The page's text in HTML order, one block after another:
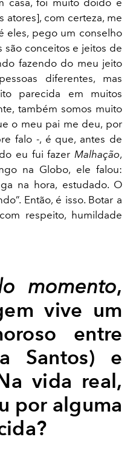
casa, foi muito doido e
atores], com certeza, me
eles, pego um conselho
são conceitos e jeitos de
fazendo do meu jeito
diferentes, mas
parecida em muitos
também somos muito
o meu pai me deu, por
falo -, é que, antes de
eu fui fazer Malhação,
na Globo, ele falou:
na hora, estudado. O
Então, é isso. Botar a
respeito, humildade
momento,
vive um
entre
Santos) e
vida real,
por alguma